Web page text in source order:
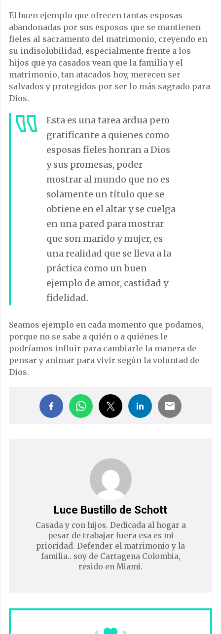
El buen ejemplo que ofrecen tantas esposas
abandonadas por sus esposos que se mantienen
fieles al sacramento del matrimonio, creyendo en
su indisolubilidad, especialmente frente a los
hijos que ya casados vean que la familia y el
matrimonio, tan atacados hoy, merecen ser
salvados y protegidos por ser lo más sagrado para
Dios.
Esta es una tarea ardua pero
gratificante a quienes como
esposas fieles honran a Dios
y sus promesas, poder
mostrar al mundo que no es
solamente un título que se
obtiene en el altar y se cuelga
en una pared para mostrar
que son marido y mujer, es
una realidad que se lleva a la
práctica como un buen
ejemplo de amor, castidad y
fidelidad.
Seamos ejemplo en cada momento que podamos,
porque no se sabe a quién o a quiénes le
podríamos influir para cambiarle la manera de
pensar y animar para vivir según la voluntad de
Dios.
Luce Bustillo de Schott
Casada y con hijos. Dedicada al hogar a
pesar de trabajar fuera esa es mi
prioridad. Defender el matrimonio y la
familia.. soy de Cartagena Colombia,
resido en Miami.